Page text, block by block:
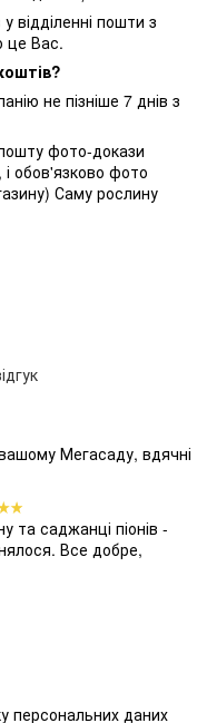
відділенні пошти з
це Вас.
не пізніше 7 днів з
фото-докази
обов'язково фото
Саму рослину
Мегасаду, вдячні
та саджанці піонів -
Все добре,
персональних даних